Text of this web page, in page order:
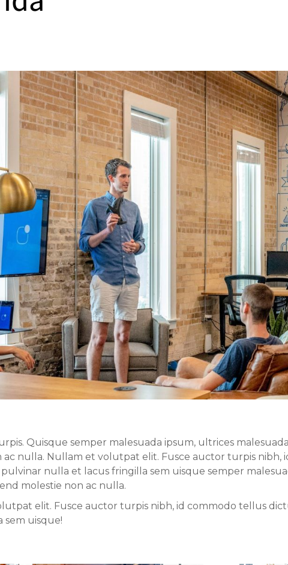
Quisque semper malesuada ipsum, ultrices
ac nulla. Nullam et volutpat elit. Fusce auctor turpis nibh,
pulvinar nulla et lacus fringilla sem uisque semper
molestie non ac nulla.
elit. Fusce auctor turpis nibh, id commodo tellus
sem uisque!